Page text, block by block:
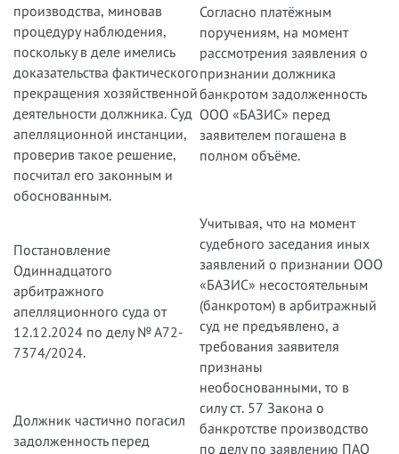
производства, миновав
процедуру наблюдения,
поскольку в деле имелись
доказательства фактического
прекращения хозяйственной
деятельности должника. Суд
апелляционной инстанции,
проверив такое решение,
посчитал его законным и
обоснованным.
Постановление
Одиннадцатого
арбитражного
апелляционного суда от
12.12.2024 по делу № А72-
7374/2024.
Должник частично погасил
задолженность перед
Согласно платёжным
поручениям, на момент
рассмотрения заявления о
признании должника
банкротом задолженность
ООО «БАЗИС» перед
заявителем погашена в
полном объёме.
Учитывая, что на момент
судебного заседания иных
заявлений о признании ООО
«БАЗИС» несостоятельным
(банкротом) в арбитражный
суд не предъявлено, а
требования заявителя
признаны
необоснованными, то в
силу ст. 57 Закона о
банкротстве производство
по делу по заявлению ПАО